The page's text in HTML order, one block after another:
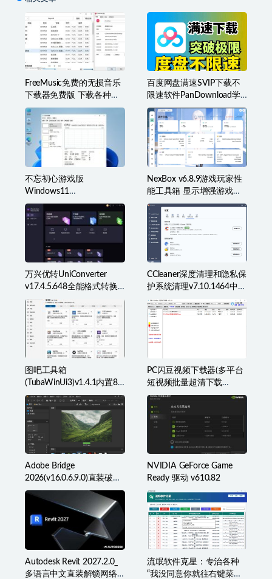
FreeMusic免费的无损音乐
下载器免费版 下载各种类
型音乐
百度网盘满速SVIP下载不
限速软件PanDownload学
习网定制版
不忘初心游戏版
Windows11
v25H2(26200.8973)无更新
[精简系统美化版]
NexBox v6.8.9游戏玩家性
能工具箱 显示增强游戏辅
助准星叠加、监控等
万兴优转UniConverter
v17.4.5.648全能格式转换
工具箱破解版
CCleaner深度清理和隐私保
护系统清理v7.10.1464中文
破解版
图吧工具箱
(TubaWinUi3)v1.4.1内置82
款检测工具便携版
PC闪豆视频下载器(多平台
短视频批量超清下载
器)v2026.07.29
Adobe Bridge
2026(v16.0.6.9.0)直装破解
版(简称BR2026)
NVIDIA GeForce Game
Ready 驱动 v610.82
Autodesk Revit 2027.2.0_
多语言中文直装解锁网络
流氓软件克星：专治各种
“我没同意你就往右键菜单